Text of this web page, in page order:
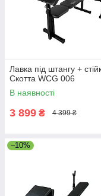
Лавка під штангу +
Скотта WCG 006
В наявності
3 899 ₴ 4 399 ₴
–10%